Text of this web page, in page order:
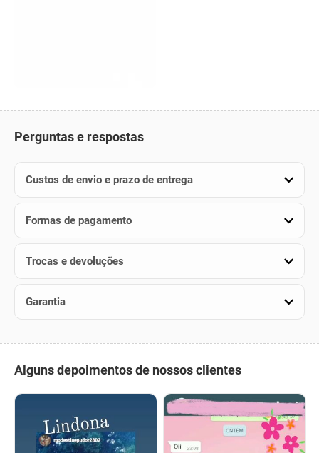
Perguntas e respostas
Custos de envio e prazo de entrega
Formas de pagamento
Trocas e devoluções
Garantia
Alguns depoimentos de nossos clientes